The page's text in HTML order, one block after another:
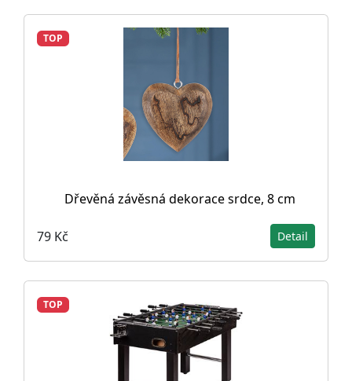
TOP
Dřevěná závěsná dekorace srdce, 8 cm
79 Kč Detail
TOP